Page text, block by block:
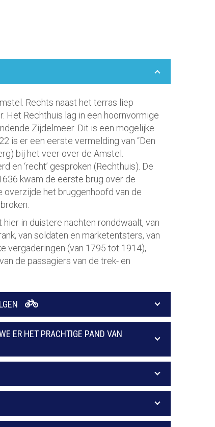
Rechts naast het terras liep
Het Rechthuis lag in een hoornvormige
Zijdelmeer. Dit is een mogelijke
is er een eerste vermelding van “Den
bij het veer over de Amstel.
en ‘recht’ gesproken (Rechthuis). De
kwam de eerste brug over de
overzijde het bruggenhoofd van de
in duistere nachten ronddwaalt, van
van soldaten en marketentsters, van
vergaderingen (van 1795 tot 1914),
de passagiers van de trek- en
ER HET PRACHTIGE PAND VAN